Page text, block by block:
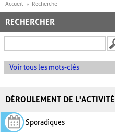
Accueil Recherche
RECHERCHER
Voir tous les mots-clés
DÉROULEMENT DE L'ACTIVITÉ
Sporadiques